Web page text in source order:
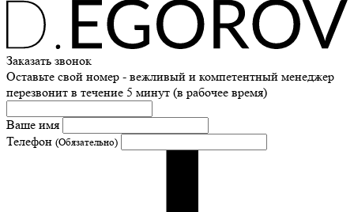
Заказать звонок
Оставьте свой номер - вежливый и компетентный менеджер
перезвонит в течение 5 минут (в рабочее время)
Ваше имя
Телефон (Обязательно)